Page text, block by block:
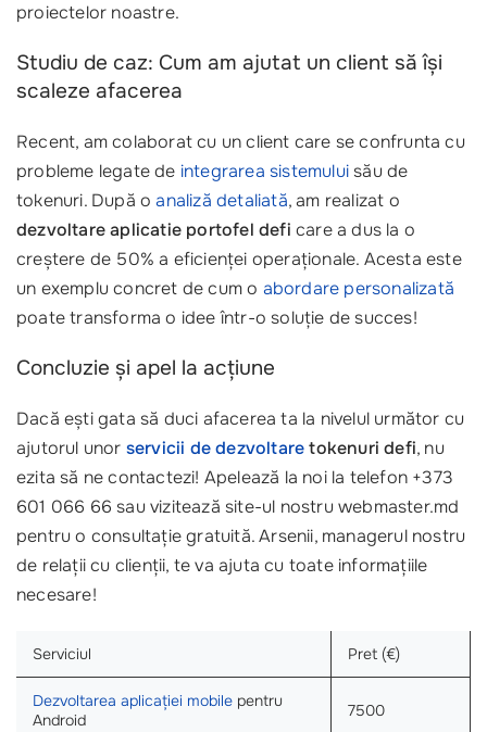
proiectelor noastre.
Studiu de caz: Cum am ajutat un client să își
scaleze afacerea
Recent, am colaborat cu un client care se confrunta cu
probleme legate de integrarea sistemuluisău de
tokenuri. După oanaliză detaliată, am realizat o
dezvoltare aplicatie portofel defi care a dus la o
creștere de 50% a eficienței operaționale. Acesta este
un exemplu concret de cum o abordare personalizată
poate transforma o idee într-o soluție de succes!
Concluzie și apel la acțiune
Dacă ești gata să duci afacerea ta la nivelul următor cu
ajutorul unor servicii de dezvoltaretokenuri defi, nu
ezita să ne contactezi! Apelează la noi la telefon +373
601 066 66 sau vizitează site-ul nostru webmaster.md
pentru o consultație gratuită. Arsenii, managerul nostru
de relații cu clienții, te va ajuta cu toate informațiile
necesare!
Serviciul Pret (€)
Dezvoltarea aplicației mobile pentru
Android
7500